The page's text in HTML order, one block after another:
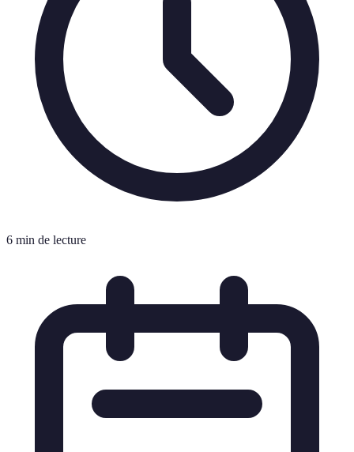
6 min de lecture